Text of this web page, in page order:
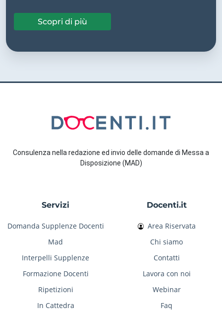
Scopri di più
Consulenza nella redazione ed invio delle domande di Messa a
Disposizione (MAD)
Servizi
Domanda Supplenze Docenti
Mad
Interpelli Supplenze
Formazione Docenti
Ripetizioni
In Cattedra
Docenti.it
Area Riservata
Chi siamo
Contatti
Lavora con noi
Webinar
Faq